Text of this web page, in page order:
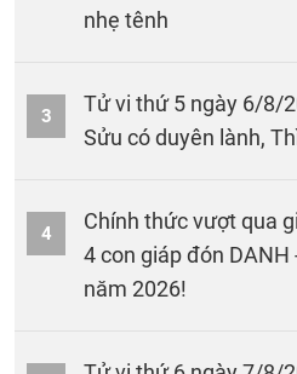
nhẹ tênh
3
Tử vi thứ 5 ngày 6/8/
Sửu có duyên lành,
4
Chính thức vượt qua
4 con giáp đón DANH
năm 2026!